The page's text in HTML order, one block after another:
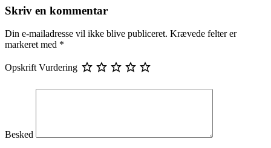
Skriv en kommentar
Din e-mailadresse vil ikke blive publiceret. Krævede felter er
markeret med *
Opskrift Vurdering
Besked